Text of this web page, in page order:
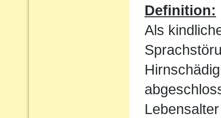
Definition:
Als